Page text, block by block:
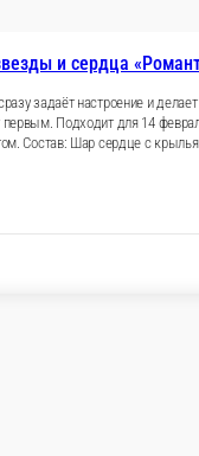
звезды и
сразу
и рожками
рождения и